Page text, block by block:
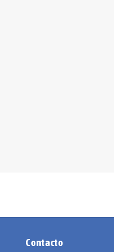
Contacto